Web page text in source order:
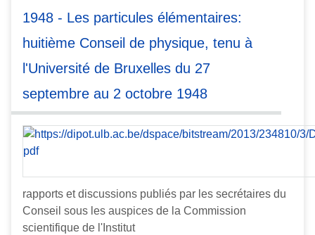
1948 - Les particules élémentaires:
huitième Conseil de physique, tenu à
l'Université de Bruxelles du 27
septembre au 2 octobre 1948
rapports et discussions publiés par les secrétaires du
Conseil sous les auspices de la Commission
scientifique de l'Institut